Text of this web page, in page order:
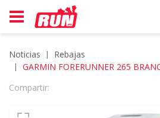
Noticias
rebajas
GARMIN FORERUNNER 265
Compartir: